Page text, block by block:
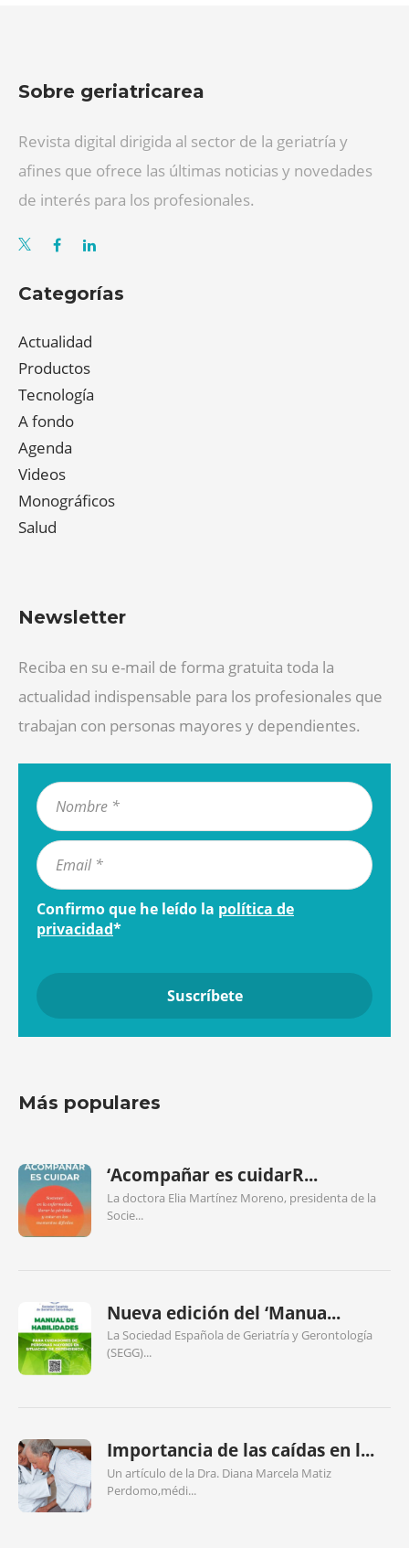
Sobre geriatricarea
Revista digital dirigida al sector de la geriatría y
afines que ofrece las últimas noticias y novedades
de interés para los profesionales.
Categorías
Actualidad
Productos
Tecnología
A fondo
Agenda
Videos
Monográficos
Salud
Newsletter
Reciba en su e-mail de forma gratuita toda la
actualidad indispensable para los profesionales que
trabajan con personas mayores y dependientes.
Confirmo que he leído la política de
privacidad*
Más populares
‘Acompañar es cuidarR...
La doctora Elia Martínez Moreno, presidenta de la
Socie...
Nueva edición del ‘Manua...
La Sociedad Española de Geriatría y Gerontología
(SEGG)...
Importancia de las caídas en l...
Un artículo de la Dra. Diana Marcela Matiz
Perdomo,médi...